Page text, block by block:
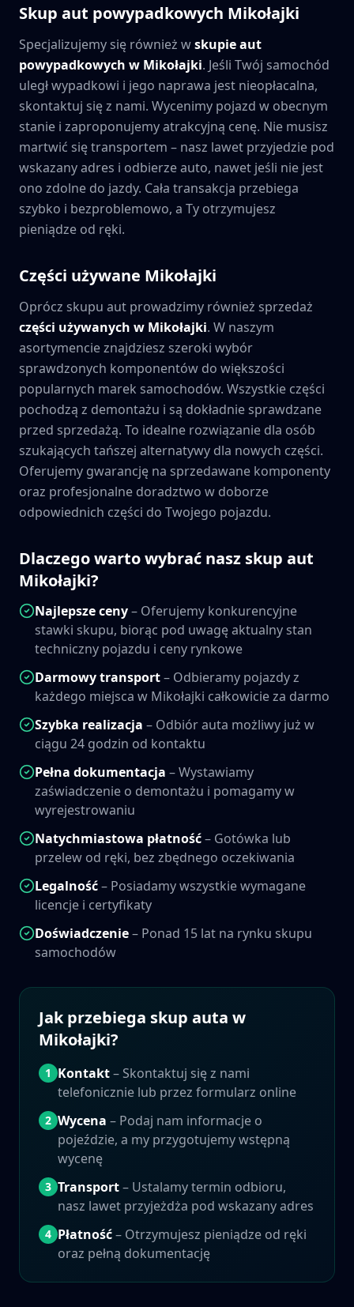
Skup aut powypadkowych Mikołajki
Specjalizujemy się również wskupie aut
powypadkowych w Mikołajki. Jeśli Twój samochód
uległ wypadkowi i jego naprawa jest nieopłacalna,
skontaktuj się z nami. Wycenimy pojazd w obecnym
stanie i zaproponujemy atrakcyjną cenę. Nie musisz
martwić się transportem – nasz lawet przyjedzie pod
wskazany adres i odbierze auto, nawet jeśli nie jest
ono zdolne do jazdy. Cała transakcja przebiega
szybko i bezproblemowo, a Ty otrzymujesz
pieniądze od ręki.
Części używane Mikołajki
Oprócz skupu aut prowadzimy również sprzedaż
części używanych w Mikołajki. W naszym
asortymencie znajdziesz szeroki wybór
sprawdzonych komponentów do większości
popularnych marek samochodów. Wszystkie części
pochodzą z demontażu i są dokładnie sprawdzane
przed sprzedażą. To idealne rozwiązanie dla osób
szukających tańszej alternatywy dla nowych części.
Oferujemy gwarancję na sprzedawane komponenty
oraz profesjonalne doradztwo w doborze
odpowiednich części do Twojego pojazdu.
Dlaczego warto wybrać nasz skup aut
Mikołajki?
Najlepsze ceny– Oferujemy konkurencyjne
stawki skupu, biorąc pod uwagę aktualny stan
techniczny pojazdu i ceny rynkowe
Darmowy transport– Odbieramy pojazdy z
każdego miejsca w Mikołajki całkowicie za darmo
Szybka realizacja – Odbiór auta możliwy już w
ciągu 24 godzin od kontaktu
Pełna dokumentacja – Wystawiamy
zaświadczenie o demontażu i pomagamy w
wyrejestrowaniu
Natychmiastowa płatność– Gotówka lub
przelew od ręki, bez zbędnego oczekiwania
Legalność– Posiadamy wszystkie wymagane
licencje i certyfikaty
Doświadczenie– Ponad 15 lat na rynku skupu
samochodów
Jak przebiega skup auta w
Mikołajki?
1 Kontakt– Skontaktuj się z nami
telefonicznie lub przez formularz online
2 Wycena – Podaj nam informacje o
pojeździe, a my przygotujemy wstępną
wycenę
3 Transport– Ustalamy termin odbioru,
nasz lawet przyjeżdża pod wskazany adres
4 Płatność– Otrzymujesz pieniądze od ręki
oraz pełną dokumentację